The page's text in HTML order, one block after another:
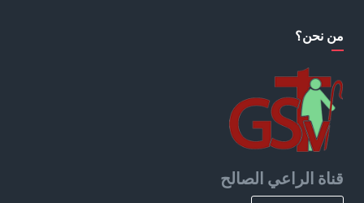
من نحن؟
قناة الراعي الصالح